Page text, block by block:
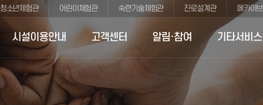
청소년체험관 어린이체험관 숙련기술체험관 진로설계관 메카이브
시설이용안내 고객센터 알림·참여 기타서비스